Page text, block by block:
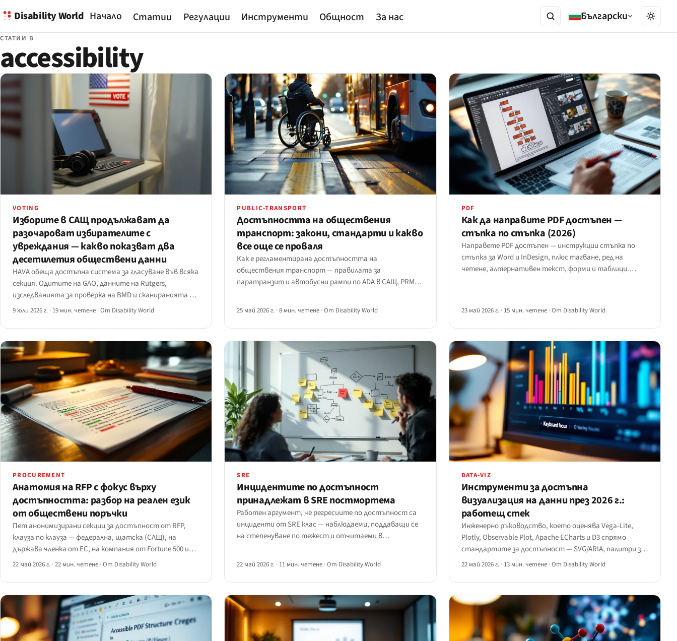
Disability World Начало Статии Регулации Инструменти Общност За нас Български
СТАТИИ В
accessibility
VOTING
Изборите в САЩ продължават да
разочароват избирателите с
увреждания — какво показват два
десетилетия обществени данни
HAVA обеща достъпна система за гласуване във всяка
секция. Одитите на GAO, данните на Rutgers,
изследванията за проверка на BMD и сканиранията на
сайтове за регистрация показват оставащата
през 2027 г.
9 юли 2026 г. · 19 мин. четене ·От Disability World
PUBLIC-TRANSPORT
Достъпността на обществения
транспорт: закони, стандарти и какво
все още се проваля
Как е регламентирана достъпността на
обществения транспорт — правилата за
паратранзит и автобусни рампи по ADA в САЩ, PRM
PSVAR на Обединеното кралство — плюс пропуските
25 май 2026 г. ·8 мин. четене ·От Disability World
PDF
Как да направите PDF достъпен —
стъпка по стъпка (2026)
Направете PDF достъпен — инструкции стъпка по
стъпка за Word и InDesign, плюс тагване, ред на
четене, алтернативен текст, форми и таблици.
23 май 2026 г. · 15 мин. четене ·От Disability World
PROCUREMENT
Анатомия на RFP с фокус върху
достъпността: разбор на реален език
от обществени поръчки
Пет анонимизирани секции за достъпност от RFP,
клауза по клауза — федерална, щатска (САЩ), на
държава членка от ЕС, на компания от Fortune 500 и
типичният шаблонен текст.
22 май 2026 г. ·22 мин. четене ·От Disability World
SRE
Инцидентите по достъпност
принадлежат в SRE постмортема
Работен аргумент, че регресиите по достъпност са
инциденти от SRE клас — наблюдаеми, поддаващи се
на степенуване по тежест и отчитаеми в
22 май 2026 г. · 11 мин. четене ·От Disability World
DATA-VIZ
Инструменти за достъпна
визуализация на данни през 2026 г.:
работещ стек
Инженерно ръководство, което оценява Vega-Lite,
Plotly, Observable Plot, Apache ECharts и D3 спрямо
стандартите за достъпност — SVG/ARIA, палитри за
далтонисти, навигация с клавиатура, йерархия за
конкретни препоръки.
22 май 2026 г. · 13 мин. четене ·От Disability World